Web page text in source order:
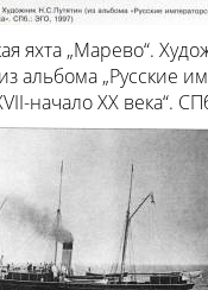
яхта „Марево“.
альбома „Русские
начало XX века“.